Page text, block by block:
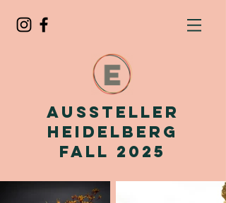
Aussteller
Heidelberg
Fall 2025